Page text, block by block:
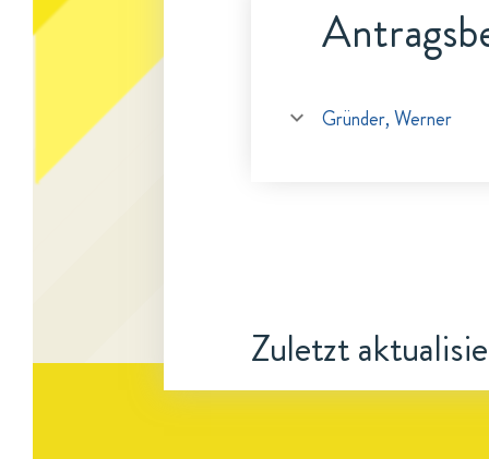
Gründer, Werner
Zuletzt